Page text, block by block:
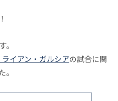
。
イアン・ガルシアの試合に関
。